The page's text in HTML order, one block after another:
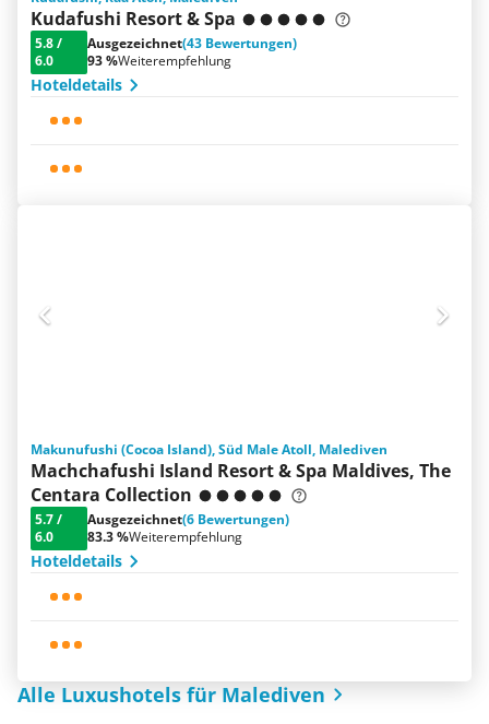
Kudafushi Resort & Spa
5.8/
6.0
Ausgezeichnet(43 Bewertungen)
93 %Weiterempfehlung
Hoteldetails
Makunufushi (Cocoa Island), Süd Male Atoll, Malediven
Machchafushi Island Resort & Spa Maldives, The
Centara Collection
5.7/
6.0
Ausgezeichnet(6 Bewertungen)
83.3 %Weiterempfehlung
Hoteldetails
Alle Luxushotels für Malediven